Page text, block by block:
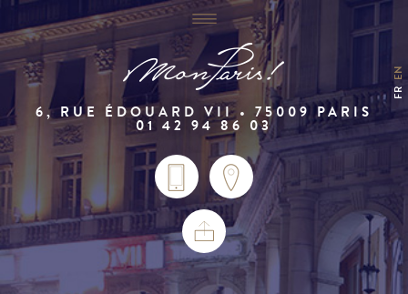
FR
EN
6, RUE ÉDOUARD VII • 75009 PARIS
01 42 94 86 03